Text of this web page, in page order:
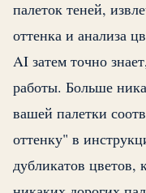
палеток теней,
оттенка и анализа
AI затем точно
работы. Больше
вашей палетки
оттенку" в
дубликатов цветов,